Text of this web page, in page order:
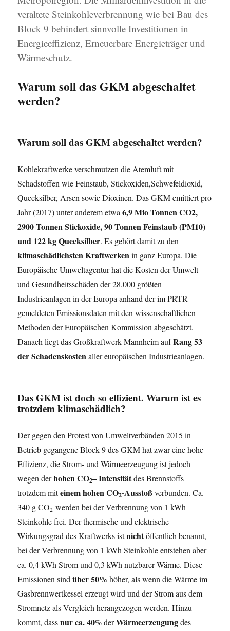
veraltete Steinkohleverbrennung wie bei Bau des
Block 9 behindert sinnvolle Investitionen in
Energieeffizienz, Erneuerbare Energieträger und
Wärmeschutz.
Warum soll das GKM abgeschaltet
werden?
Warum soll das GKM abgeschaltet werden?
Kohlekraftwerke verschmutzen die Atemluft mit
Schadstoffen wie Feinstaub, Stickoxiden,Schwefeldioxid,
Quecksilber, Arsen sowie Dioxinen. Das GKM emittiert pro
Jahr (2017) unter anderem etwa6,9 Mio Tonnen CO2,
2900 Tonnen Stickoxide, 90 Tonnen Feinstaub (PM10)
und 122 kg Quecksilber. Es gehört damit zu den
klimaschädlichsten Kraftwerkenin ganz Europa. Die
Europäische Umweltagentur hat die Kosten der Umwelt-
und Gesundheitsschäden der 28.000 größten
Industrieanlagen in der Europa anhand der im PRTR
gemeldeten Emissionsdaten mit den wissenschaftlichen
Methoden der Europäischen Kommission abgeschätzt.
Danach liegt das Großkraftwerk Mannheim aufRang 53
der Schadenskostenaller europäischen Industrieanlagen.
Das GKM ist doch so effizient. Warum ist es
trotzdem klimaschädlich?
Der gegen den Protest von Umweltverbänden 2015 in
Betrieb gegangene Block 9 des GKM hat zwar eine hohe
Effizienz, die Strom- und Wärmeerzeugung ist jedoch
wegen derhohen CO2– Intensitätdes Brennstoffs
trotzdem miteinem hohen CO2-Ausstoßverbunden. Ca.
340 g CO2 werden bei der Verbrennung von 1 kWh
Steinkohle frei. Der thermische und elektrische
Wirkungsgrad des Kraftwerks istnichtöffentlich benannt,
bei der Verbrennung von 1 kWh Steinkohle entstehen aber
ca. 0,4 kWh Strom und 0,3 kWh nutzbarer Wärme. Diese
Emissionen sindüber 50%höher, als wenn die Wärme im
Gasbrennwertkessel erzeugt wird und der Strom aus dem
Stromnetz als Vergleich herangezogen werden. Hinzu
kommt, dassnur ca. 40% derWärmeerzeugungdes